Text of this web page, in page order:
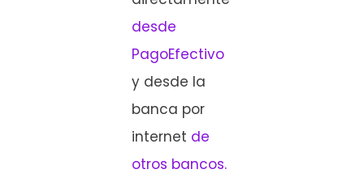
desde
PagoEfectivo
y desde la
banca por
internet de
otros bancos.